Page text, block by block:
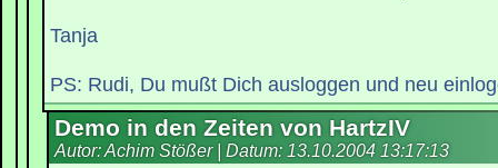
Tanja
PS: Rudi, Du mußt Dich ausloggen und neu
Demo in den Zeiten von HartzIV
Autor: Achim Stößer | Datum: 13.10.2004 13:17:13